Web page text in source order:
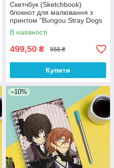
Скетчбук (Sketchbook)
блокнот для малювання з
принтом "Bungou Stray Dogs
- Бродячі пси 12"
В наявності
499,50 ₴ 555 ₴
Купити
–10%